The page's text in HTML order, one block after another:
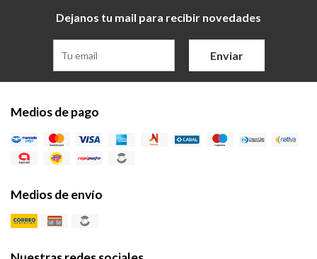
Dejanos tu mail para recibir novedades
Enviar
Medios de pago
Medios de envío